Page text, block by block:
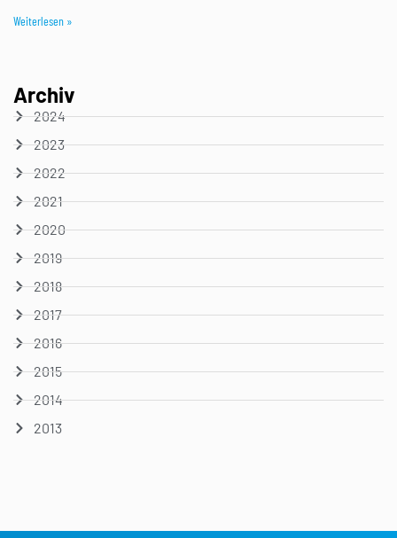
Weiterlesen »
Archiv
2024
2023
2022
2021
2020
2019
2018
2017
2016
2015
2014
2013